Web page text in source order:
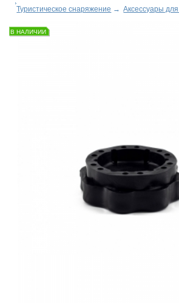
Туристическое снаряжение → Аксессуары
В НАЛИЧИИ